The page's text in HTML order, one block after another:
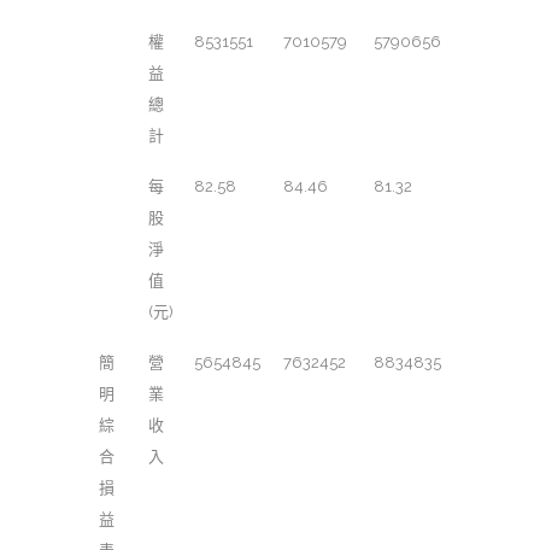
權
益
總
計
8531551 7010579 5790656
每
股
淨
值
(元)
82.58 84.46 81.32
簡
明
綜
合
損
益
營
業
收
入
5654845 7632452 8834835